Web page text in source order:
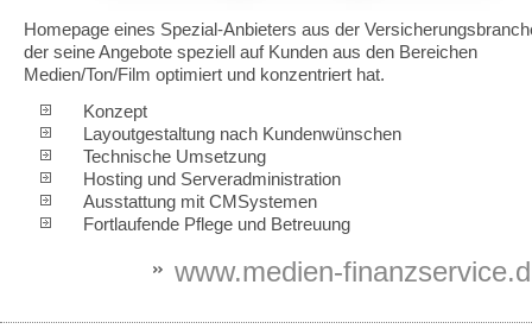
Homepage eines Spezial-Anbieters aus der
der seine Angebote speziell auf Kunden aus den Bereichen
Medien/Ton/Film optimiert und konzentriert hat.
Konzept
Layoutgestaltung nach Kundenwünschen
Technische Umsetzung
Hosting und Serveradministration
Ausstattung mit CMSystemen
Fortlaufende Pflege und Betreuung
www.medien-